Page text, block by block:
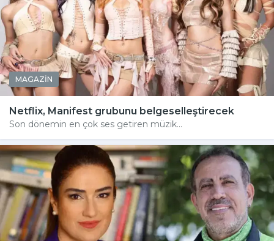
MAGAZİN
Netflix, Manifest grubunu belgeselleştirecek
Son dönemin en çok ses getiren müzik...